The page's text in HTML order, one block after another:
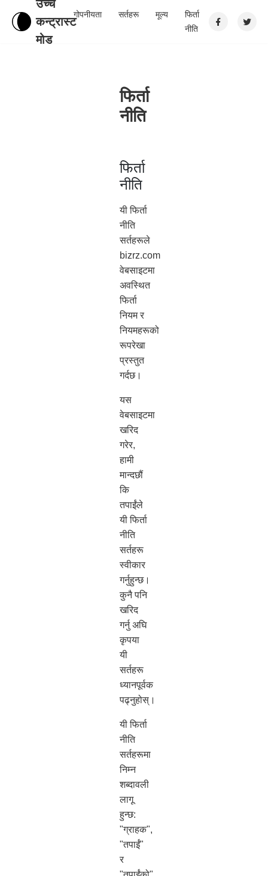
उच्च
कन्ट्रास्ट
मोड
गोपनीयता सर्तहरू मूल्य
फिर्ता
नीति
फिर्ता
नीति
फिर्ता
नीति
यी फिर्ता
नीति
सर्तहरूले
bizrz.com
वेबसाइटमा
अवस्थित
फिर्ता
नियम र
नियमहरूको
रूपरेखा
प्रस्तुत
गर्दछ।
यस
वेबसाइटमा
खरिद
गरेर,
हामी
मान्दछौं
कि
तपाईंले
यी फिर्ता
नीति
सर्तहरू
स्वीकार
गर्नुहुन्छ।
कुनै पनि
खरिद
गर्नु अघि
कृपया
यी
सर्तहरू
ध्यानपूर्वक
पढ्नुहोस्।
यी फिर्ता
नीति
सर्तहरूमा
निम्न
शब्दावली
लागू
हुन्छ:
"ग्राहक",
"तपाईं"
र